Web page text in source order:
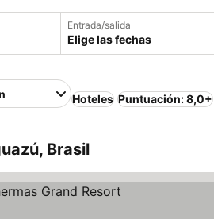
Entrada/salida
Elige las fechas
Hoteles Puntuación: 8,0+
Brasil